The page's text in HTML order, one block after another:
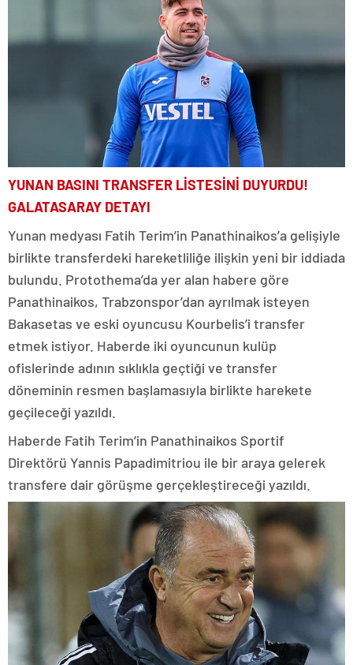
YUNAN BASINI TRANSFER LİSTESİNİ DUYURDU!
GALATASARAY DETAYI
Yunan medyası Fatih Terim’in Panathinaikos’a gelişiyle
birlikte transferdeki hareketliliğe ilişkin yeni bir iddiada
bulundu. Protothema’da yer alan habere göre
Panathinaikos, Trabzonspor’dan ayrılmak isteyen
Bakasetas ve eski oyuncusu Kourbelis’i transfer
etmek istiyor. Haberde iki oyuncunun kulüp
ofislerinde adının sıklıkla geçtiği ve transfer
döneminin resmen başlamasıyla birlikte harekete
geçileceği yazıldı.
Haberde Fatih Terim’in Panathinaikos Sportif
Direktörü Yannis Papadimitriou ile bir araya gelerek
transfere dair görüşme gerçekleştireceği yazıldı.